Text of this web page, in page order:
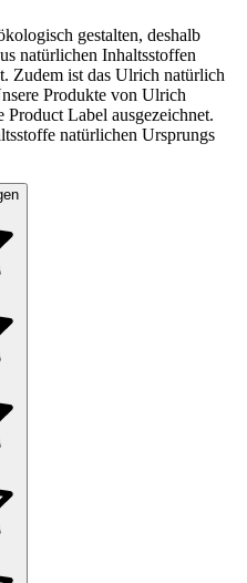
gestalten, deshalb
natürlichen Inhaltsstoffen
Zudem ist das Ulrich natürlich
Produkte von Ulrich
Label ausgezeichnet.
natürlichen Ursprungs